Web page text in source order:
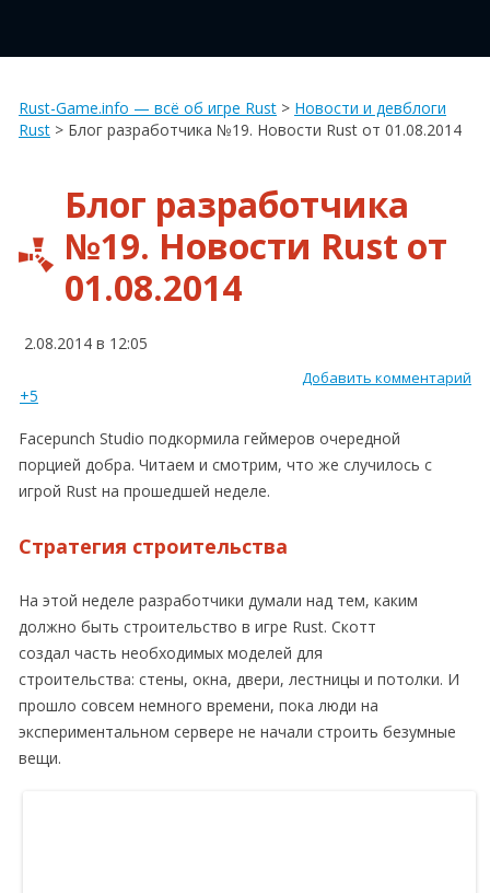
Rust-Game.info — всё об игре Rust > Новости и девблоги
Rust > Блог разработчика №19. Новости Rust от 01.08.2014
Блог разработчика
№19. Новости Rust от
01.08.2014
2.08.2014 в 12:05
Добавить комментарий
+5
Facepunch Studio подкормила геймеров очередной
порцией добра. Читаем и смотрим, что же случилось с
игрой Rust на прошедшей неделе.
Стратегия строительства
На этой неделе разработчики думали над тем, каким
должно быть строительство в игре Rust. Скотт
создал часть необходимых моделей для
строительства: стены, окна, двери, лестницы и потолки. И
прошло совсем немного времени, пока люди на
экспериментальном сервере не начали строить безумные
вещи.